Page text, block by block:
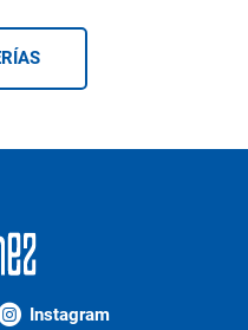
Instagram